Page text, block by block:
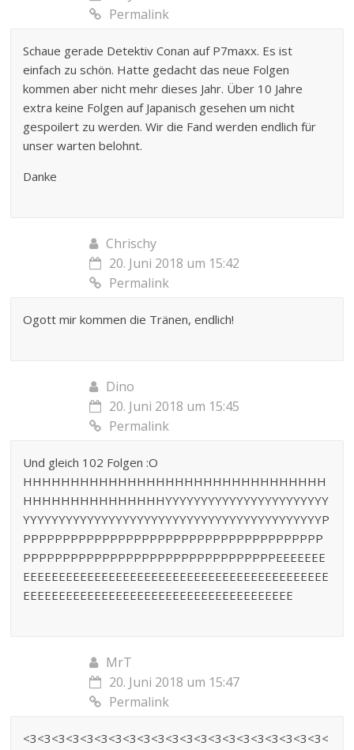
Permalink
Schaue gerade Detektiv Conan auf P7maxx. Es ist
einfach zu schön. Hatte gedacht das neue Folgen
kommen aber nicht mehr dieses Jahr. Über 10 Jahre
extra keine Folgen auf Japanisch gesehen um nicht
gespoilert zu werden. Wir die Fand werden endlich für
unser warten belohnt.
Danke
Chrischy
20. Juni 2018 um 15:42
Permalink
Ogott mir kommen die Tränen, endlich!
Dino
20. Juni 2018 um 15:45
Permalink
Und gleich 102 Folgen :O
HHHHHHHHHHHHHHHHHHHHHHHHHHHHHHHH
HHHHHHHHHHHHHHHYYYYYYYYYYYYYYYYYYYYYYY
YYYYYYYYYYYYYYYYYYYYYYYYYYYYYYYYYYYYYYYYYYP
PPPPPPPPPPPPPPPPPPPPPPPPPPPPPPPPPPPPPP
PPPPPPPPPPPPPPPPPPPPPPPPPPPPPPPPEEEEEEE
EEEEEEEEEEEEEEEEEEEEEEEEEEEEEEEEEEEEEEEEEEE
EEEEEEEEEEEEEEEEEEEEEEEEEEEEEEEEEEEEEE
MrT
20. Juni 2018 um 15:47
Permalink
<3<3<3<3<3<3<3<3<3<3<3<3<3<3<3<3<3<3<3<3<3<